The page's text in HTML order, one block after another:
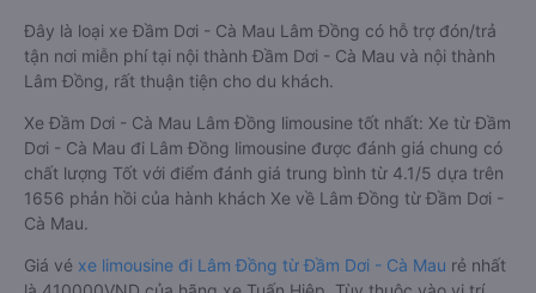
Đây là loại xe Đầm Dơi - Cà Mau Lâm Đồng có hỗ trợ đón/trả
tận nơi miễn phí tại nội thành Đầm Dơi - Cà Mau và nội thành
Lâm Đồng, rất thuận tiện cho du khách.
Xe Đầm Dơi - Cà Mau Lâm Đồng limousine tốt nhất: Xe từ Đầm
Dơi - Cà Mau đi Lâm Đồng limousine được đánh giá chung có
chất lượng Tốt với điểm đánh giá trung bình từ 4.1/5 dựa trên
1656 phản hồi của hành khách Xe về Lâm Đồng từ Đầm Dơi -
Cà Mau.
Giá vé xe limousine đi Lâm Đồng từ Đầm Dơi - Cà Mau rẻ nhất